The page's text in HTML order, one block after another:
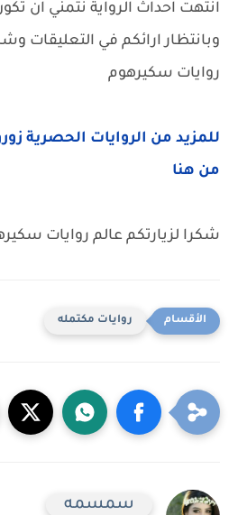
انتهت احداث الرواية نتمني ان
وبانتظار ارائكم في التعليقات
روايات سكيرهوم
للمزيد من الروايات الحصرية
من هنا
شكرا لزيارتكم عالم روايات
روايات مكتمله
سمسمه